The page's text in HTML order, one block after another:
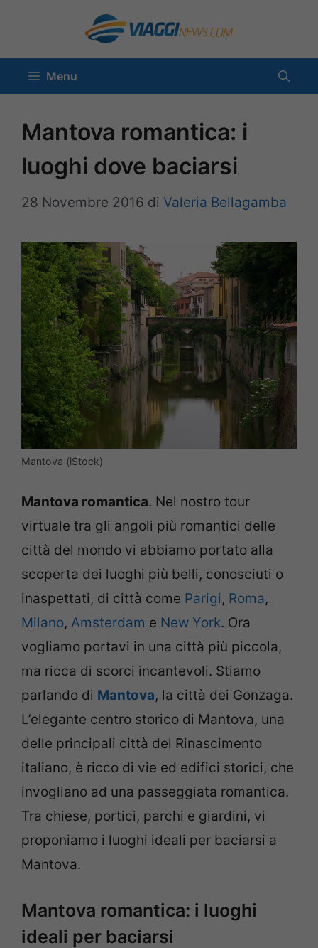
contenuto
Menu
Mantova romantica: i
luoghi dove baciarsi
28 Novembre 2016 di Valeria Bellagamba
Mantova (iStock)
Mantova romantica. Nel nostro tour
virtuale tra gli angoli più romantici delle
città del mondo vi abbiamo portato alla
scoperta dei luoghi più belli, conosciuti o
inaspettati, di città come Parigi, Roma,
Milano, Amsterdam e New York. Ora
vogliamo portavi in una città più piccola,
ma ricca di scorci incantevoli. Stiamo
parlando di Mantova, la città dei Gonzaga.
L’elegante centro storico di Mantova, una
delle principali città del Rinascimento
italiano, è ricco di vie ed edifici storici, che
invogliano ad una passeggiata romantica.
Tra chiese, portici, parchi e giardini, vi
proponiamo i luoghi ideali per baciarsi a
Mantova.
Mantova romantica: i luoghi
ideali per baciarsi